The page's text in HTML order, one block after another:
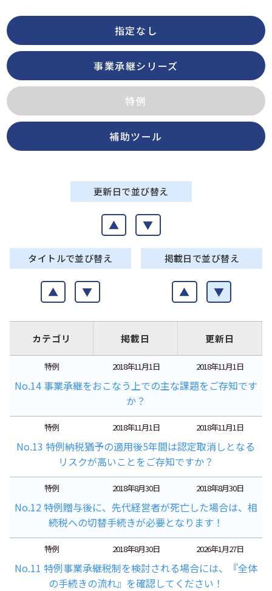
指定なし
事業承継シリーズ
特例
補助ツール
更新日で並び替え
▲ ▼
タイトルで並び替え
▲ ▼
掲載日で並び替え
▲ ▼
カテゴリ 掲載日 更新日
特例 2018年11月1日 2018年11月1日
No.14 事業承継をおこなう上での主な課題をご存知です
か？
特例 2018年11月1日 2018年11月1日
No.13 特例納税猶予の適用後5年間は認定取消しとなる
リスクが高いことをご存知ですか？
特例 2018年8月30日 2018年8月30日
No.12 特例贈与後に、先代経営者が死亡した場合は、相
続税への切替手続きが必要となります！
特例 2018年8月30日 2026年1月27日
No.11 特例事業承継税制を検討される場合には、『全体
の手続きの流れ』を確認してください！